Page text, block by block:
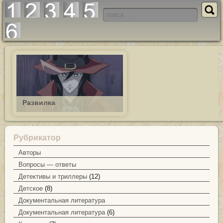
Развилка
Рубрикатор
Авторы
Вопросы — ответы
Детективы и триллеры (12)
Детское (8)
Документальная литература
Документальная литература (6)